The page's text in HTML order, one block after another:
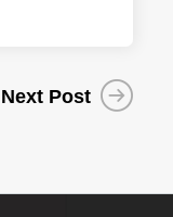
Next Post